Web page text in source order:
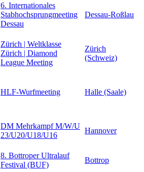
6. Internationales
Stabhochsprungmeeting
Dessau
Dessau-Roßlau
Zürich | Weltklasse
Zürich | Diamond
League Meeting
Zürich
(Schweiz)
HLF-Wurfmeeting Halle (Saale)
DM Mehrkampf M/W/U
23/U20/U18/U16
Hannover
8. Bottroper Ultralauf
Festival (BUF)
Bottrop